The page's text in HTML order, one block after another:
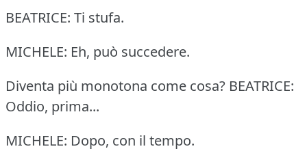
BEATRICE: Ti stufa.
MICHELE: Eh, può succedere.
Diventa più monotona come cosa? BEATRICE:
Oddio, prima...
MICHELE: Dopo, con il tempo.